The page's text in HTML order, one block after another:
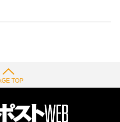
TOP